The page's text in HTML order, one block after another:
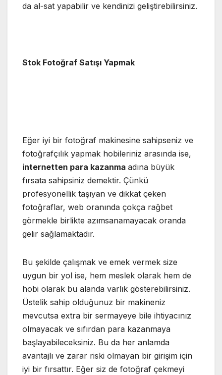
da al-sat yapabilir ve kendinizi geliştirebilirsiniz.
Stok Fotoğraf Satışı Yapmak
Eğer iyi bir fotoğraf makinesine sahipseniz ve
fotoğrafçılık yapmak hobileriniz arasında ise,
internetten para kazanma adına büyük
fırsata sahipsiniz demektir. Çünkü
profesyonellik taşıyan ve dikkat çeken
fotoğraflar, web oranında çokça rağbet
görmekle birlikte azımsanamayacak oranda
gelir sağlamaktadır.
Bu şekilde çalışmak ve emek vermek size
uygun bir yol ise, hem meslek olarak hem de
hobi olarak bu alanda varlık gösterebilirsiniz.
Üstelik sahip olduğunuz bir makineniz
mevcutsa extra bir sermayeye bile ihtiyacınız
olmayacak ve sıfırdan para kazanmaya
başlayabileceksiniz. Bu da her anlamda
avantajlı ve zarar riski olmayan bir girişim için
iyi bir fırsattır. Eğer siz de fotoğraf çekmeyi